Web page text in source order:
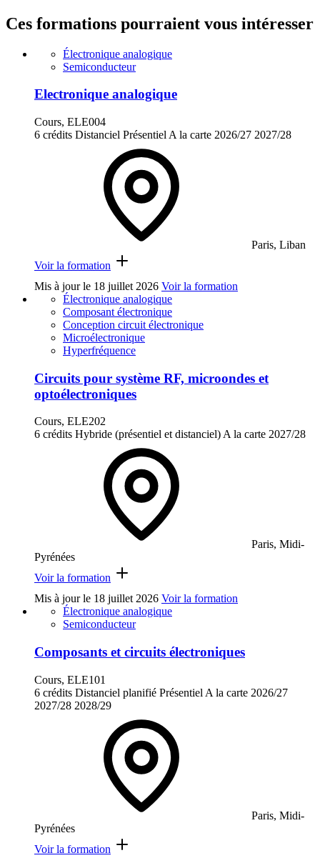
Ces formations pourraient vous intéresser
Électronique analogique
Semiconducteur
Electronique analogique
Cours, ELE004
6 crédits Distanciel Présentiel A la carte 2026/27 2027/28
Paris, Liban
Voir la formation
Mis à jour le 18 juillet 2026 Voir la formation
Électronique analogique
Composant électronique
Conception circuit électronique
Microélectronique
Hyperfréquence
Circuits pour système RF, microondes et
optoélectroniques
Cours, ELE202
6 crédits Hybride (présentiel et distanciel)A la carte 2027/28
Paris, Midi-
Pyrénées
Voir la formation
Mis à jour le 18 juillet 2026 Voir la formation
Électronique analogique
Semiconducteur
Composants et circuits électroniques
Cours, ELE101
6 crédits Distanciel planifié Présentiel A la carte 2026/27
2027/28 2028/29
Paris, Midi-
Pyrénées
Voir la formation